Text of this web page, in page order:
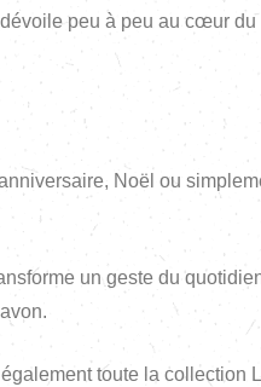
peu à peu au cœur du
Noël ou
un geste du
toute la collection